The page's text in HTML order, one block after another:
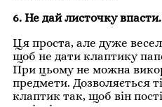
6. Не дай листочку впасти.
Ця проста, але дуже
щоб не дати клаптику
При цьому не можна
предмети. Дозволяється
клаптик так, щоб він